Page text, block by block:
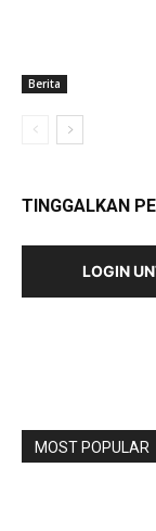
Berita
TINGGALKAN
LOGIN
MOST POPULAR